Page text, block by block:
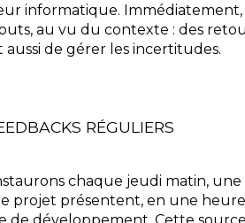
informatique.
au vu du contexte : des
aussi de gérer les incertitudes.
RÉGULIERS
chaque jeudi matin,
projet présentent, en une
de développement. Cette